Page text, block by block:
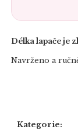
Délka lapače je
Navrženo a
Kategorie: